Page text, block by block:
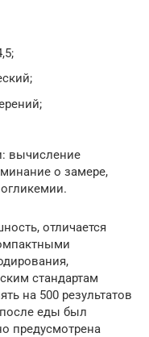
вычисление
о замере,
отличается
стандартам
на 500 результатов
еды был
предусмотрена